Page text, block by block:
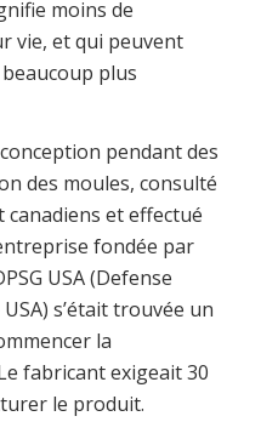
moins de
vie, et qui peuvent
plus
pendant des
des moules, consulté
et effectué
fondée par
USA (Defense
s’était trouvée un
la
fabricant exigeait 30
le produit.